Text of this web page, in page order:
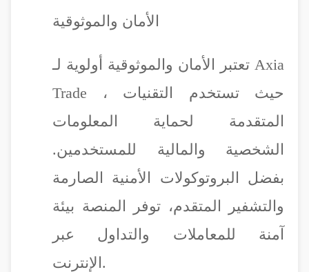
الأمان والموثوقية
تعتبر الأمان والموثوقية أولوية لـ Axia
Trade ، حيث تستخدم التقنيات
المتقدمة لحماية المعلومات
الشخصية والمالية للمستخدمين.
بفضل البروتوكولات الأمنية الصارمة
والتشفير المتقدم، توفر المنصة بيئة
آمنة للمعاملات والتداول عبر
الإنترنت.